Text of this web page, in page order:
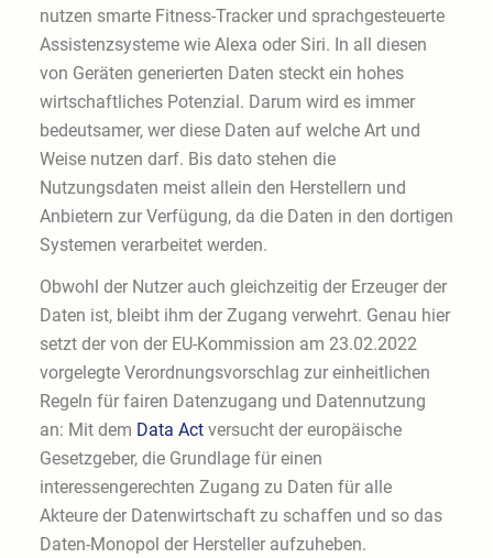
nutzen smarte Fitness-Tracker und sprachgesteuerte
Assistenzsysteme wie Alexa oder Siri. In all diesen
von Geräten generierten Daten steckt ein hohes
wirtschaftliches Potenzial. Darum wird es immer
bedeutsamer, wer diese Daten auf welche Art und
Weise nutzen darf. Bis dato stehen die
Nutzungsdaten meist allein den Herstellern und
Anbietern zur Verfügung, da die Daten in den dortigen
Systemen verarbeitet werden.
Obwohl der Nutzer auch gleichzeitig der Erzeuger der
Daten ist, bleibt ihm der Zugang verwehrt. Genau hier
setzt der von der EU-Kommission am 23.02.2022
vorgelegte Verordnungsvorschlag zur einheitlichen
Regeln für fairen Datenzugang und Datennutzung
an: Mit dem Data Actversucht der europäische
Gesetzgeber, die Grundlage für einen
interessengerechten Zugang zu Daten für alle
Akteure der Datenwirtschaft zu schaffen und so das
Daten-Monopol der Hersteller aufzuheben.